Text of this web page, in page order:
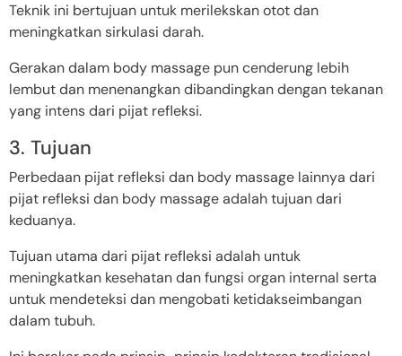
Teknik ini bertujuan untuk merilekskan otot dan
meningkatkan sirkulasi darah.
Gerakan dalam body massage pun cenderung lebih
lembut dan menenangkan dibandingkan dengan tekanan
yang intens dari pijat refleksi.
3. Tujuan
Perbedaan pijat refleksi dan body massage lainnya dari
pijat refleksi dan body massage adalah tujuan dari
keduanya.
Tujuan utama dari pijat refleksi adalah untuk
meningkatkan kesehatan dan fungsi organ internal serta
untuk mendeteksi dan mengobati ketidakseimbangan
dalam tubuh.